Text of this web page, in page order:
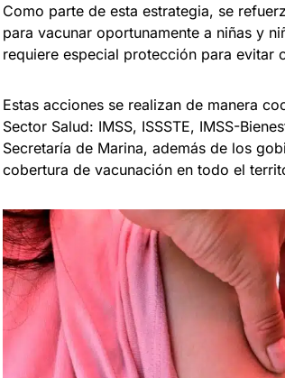
Como parte de esta estrategia, se
para vacunar oportunamente a niñas y
requiere especial protección para evitar
Estas acciones se realizan de manera
Sector Salud: IMSS, ISSSTE, IMSS-
Secretaría de Marina, además de los
cobertura de vacunación en todo el